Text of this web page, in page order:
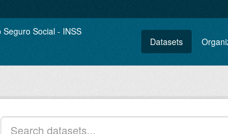
Datasets